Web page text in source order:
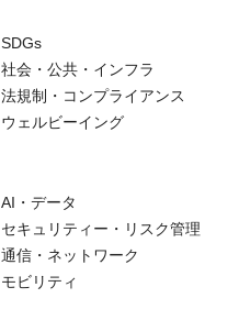
SDGs
社会・公共・インフラ
法規制・コンプライアンス
ウェルビーイング
AI・データ
セキュリティー・リスク管理
通信・ネットワーク
モビリティ